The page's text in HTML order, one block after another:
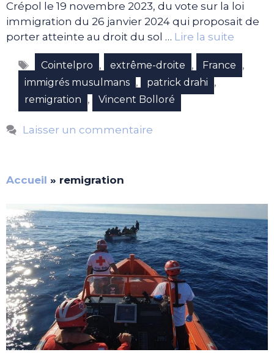
Crépol le 19 novembre 2023, du vote sur la loi
immigration du 26 janvier 2024 qui proposait de
porter atteinte au droit du sol … Lire la suite
Étiquettes
Cointelpro , extrême-droite , France ,
immigrés musulmans , patrick drahi ,
remigration , Vincent Bolloré
Laisser un commentaire
Accueil » remigration